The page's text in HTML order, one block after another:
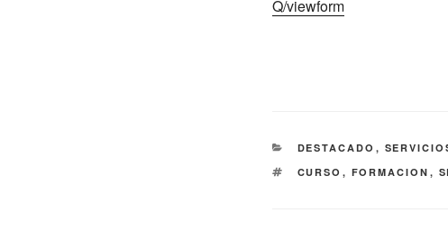
Q/viewform
CATEGORÍAS
DESTACADO ,
ETIQUETAS
CURSO , FORMACION ,